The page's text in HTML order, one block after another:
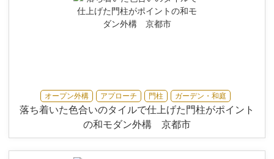
オープン外構 アプローチ 門柱 ガーデン・和庭
落ち着いた色合いのタイルで仕上げた門柱がポイント
の和モダン外構 京都市